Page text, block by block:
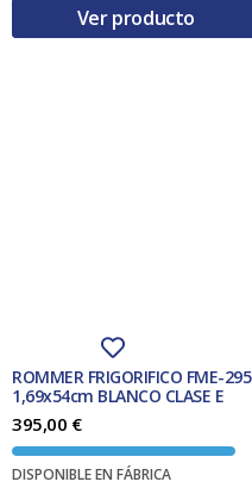
Ver producto
ROMMER FRIGORIFICO FME-295
1,69x54cm BLANCO CLASE E
395,00 €
DISPONIBLE EN FÁBRICA